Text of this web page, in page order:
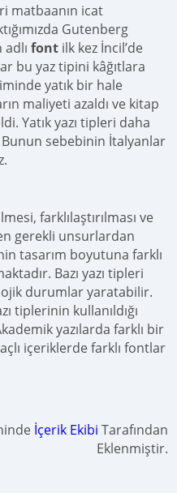
matbaanın icat
Gutenberg
font ilk kez İncil’de
bu yaz tipini kâğıtlara
yatık bir hale
maliyeti azaldı ve kitap
Yatık yazı tipleri daha
Bunun sebebinin İtalyanlar
farklılaştırılması ve
gerekli unsurlardan
tasarım boyutuna farklı
Bazı yazı tipleri
durumlar yaratabilir.
tiplerinin kullanıldığı
yazılarda farklı bir
içeriklerde farklı fontlar
İçerik Ekibi Tarafından
Eklenmiştir.